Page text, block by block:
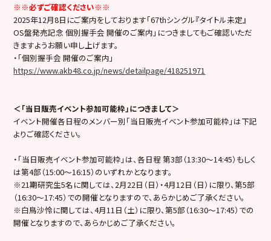
※※必ずご確認ください※※
2025年12月8日にご案内をしております「67thシングル『タイトル未定』
OS盤発売記念 個別握手会 開催のご案内」につきましてもご確認いただ
きますようお願い申し上げます。
・「個別握手会 開催のご案内」
https://www.akb48.co.jp/news/detailpage/418251971
＜「当日販売イベント参加可能枠」につきまして＞
イベント開催各日程のメンバー別「当日販売イベント参加可能枠」は下記
よりご確認ください。
・「当日販売イベント参加可能枠」は、各日程 第3部（13:30〜14:45）もしく
は第4部（15:00〜16:15）のいずれかとなります。
※21期研究生5名に関しては、2月22日（日）・4月12日（日）に限り、第5部
（16:30～17:45）での開催となりますので、あらかじめご了承ください。
※白鳥沙怜に関しては、4月11日（土）に限り、第5部（16:30～17:45）での
開催となりますので、あらかじめご了承ください。